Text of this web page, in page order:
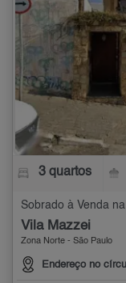
3 quartos
Sobrado à Venda
Vila Mazzei
Zona Norte - São Paulo
Endereço no